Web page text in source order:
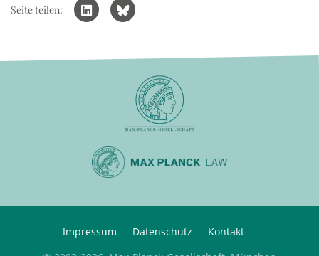
Seite teilen:
Impressum Datenschutz
Kontakt